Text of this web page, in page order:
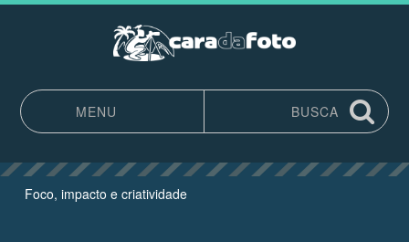
MENU
BUSCA
Foco, impacto e criatividade